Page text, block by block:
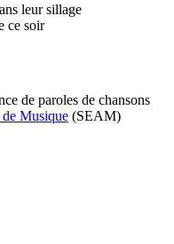
leur sillage
ce soir
de paroles de chansons
de Musique (SEAM)